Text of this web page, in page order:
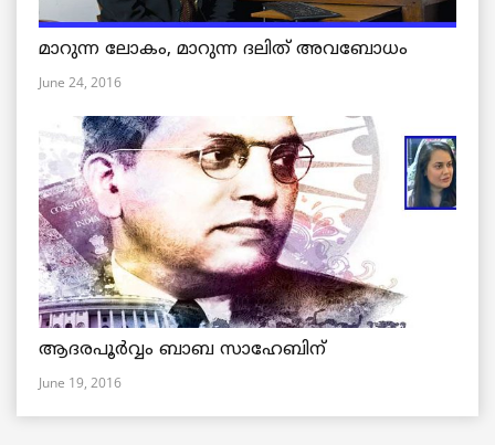
മാറുന്ന ലോകം, മാറുന്ന ദലിത് അവബോധം
June 24, 2016
ആദരപൂര്‍വ്വം ബാബ സാഹേബിന്
June 19, 2016